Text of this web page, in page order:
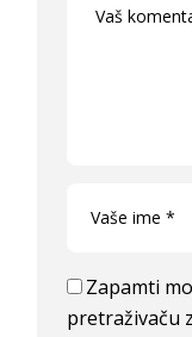
Zapamti
pretraživaču